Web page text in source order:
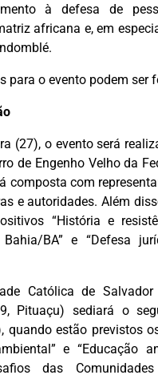
à defesa de
africana e, em
para o evento podem ser
(27), o evento será
de Engenho Velho da
composta com
e autoridades. Além
“História e
Bahia/BA” e “Defesa
Católica de
Pituaçu) sediará o
quando estão previstos
e “Educação
das